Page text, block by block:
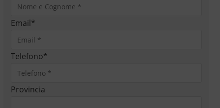
Email*
Telefono*
Provincia